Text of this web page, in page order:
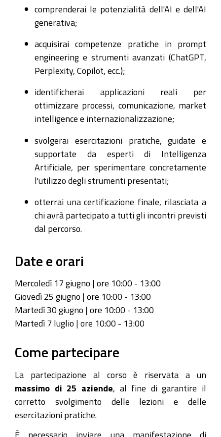
comprenderai le potenzialità dell'AI e dell'AI
generativa;
acquisirai competenze pratiche in prompt
engineering e strumenti avanzati (ChatGPT,
Perplexity, Copilot, ecc.);
identificherai applicazioni reali per
ottimizzare processi, comunicazione, market
intelligence e internazionalizzazione;
svolgerai esercitazioni pratiche, guidate e
supportate da esperti di Intelligenza
Artificiale, per sperimentare concretamente
l'utilizzo degli strumenti presentati;
otterrai una certificazione finale, rilasciata a
chi avrà partecipato a tutti gli incontri previsti
dal percorso.
Date e orari
Mercoledì 17 giugno | ore 10:00 - 13:00
Giovedì 25 giugno | ore 10:00 - 13:00
Martedì 30 giugno | ore 10:00 - 13:00
Martedì 7 luglio | ore 10:00 - 13:00
Come partecipare
La partecipazione al corso è riservata a un
massimo di 25 aziende , al fine di garantire il
corretto svolgimento delle lezioni e delle
esercitazioni pratiche.
È necessario inviare una manifestazione di